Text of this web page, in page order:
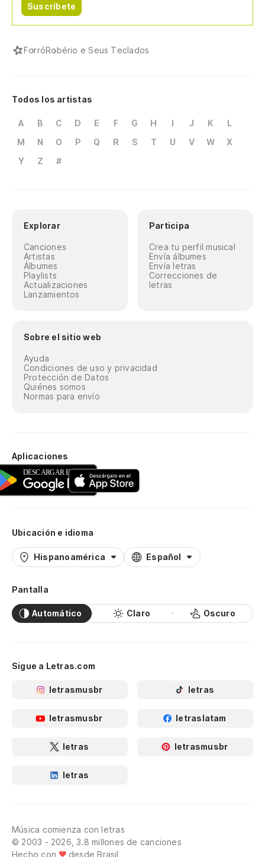
Suscríbete
ForróRobério e Seus Teclados
Todos los artistas
A B C D E F G H I J K
L
M
N O P Q R S T U V W
X
Y
Z #
Explorar
Canciones
Artistas
Álbumes
Playlists
Actualizaciones
Lanzamientos
Participa
Crea tu perfil musical
Envía álbumes
Envía letras
Correcciones de
letras
Sobre el sitio web
Ayuda
Condiciones de uso y privacidad
Protección de Datos
Quiénes somos
Normas para envío
Aplicaciones
Ubicación e idioma
Hispanoamérica Español
Pantalla
Automático Claro Oscuro
Sigue a Letras.com
letrasmusbr letras
letrasmusbr letraslatam
letras letrasmusbr
letras
Música comienza con letras
© 2003 - 2026, 3.8 millones de canciones
Hecho con
desde Brasil